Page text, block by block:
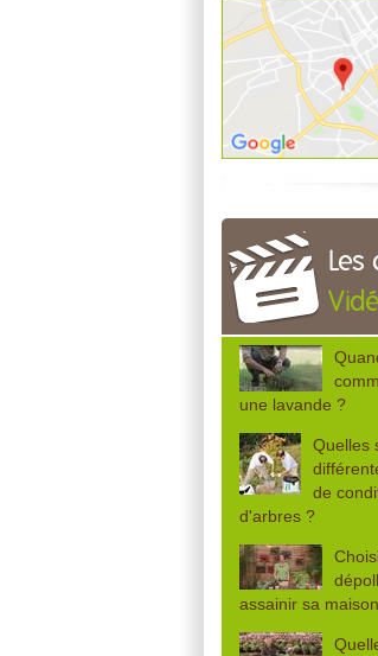
Les
une lavande ?
Quelles
de
d'arbres ?
assainir sa maison